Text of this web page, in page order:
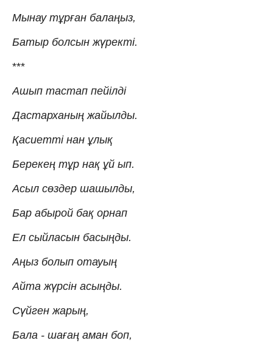
Мынау тұрған балаңыз,
Батыр болсын жүректі.
***
Ашып тастап пейілді
Дастарханың жайылды.
Қасиетті нан ұлық
Берекең тұр нақ ұй ып.
Асыл сөздер шашылды,
Бар абырой бақ орнап
Ел сыйласын басыңды.
Аңыз болып отауың
Айта жүрсін асыңды.
Сүйген жарың,
Бала - шағаң аман боп,